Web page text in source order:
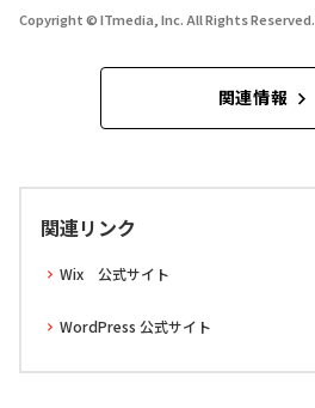
Copyright © ITmedia, Inc. All Rights Reserved.
関連情報
関連リンク
Wix 公式サイト
WordPress 公式サイト